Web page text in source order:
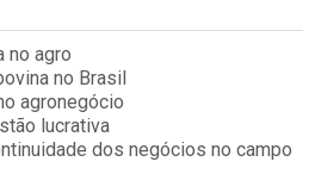
no agro
no Brasil
agronegócio
lucrativa
dos negócios no campo